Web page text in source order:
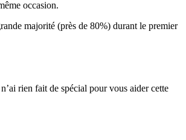
occasion.
majorité (près de 80%) durant le premier
rien fait de spécial pour vous aider cette